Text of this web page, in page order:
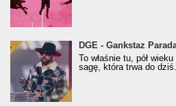
donGURALesko z nagrodą
Klasyczny/Trueschoolowy
(Popkillery 2023)
DGE - Gankstaz
To właśnie tu, pół
sagę, która trwa do